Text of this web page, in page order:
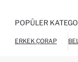
POPÜLER
ERKEK ÇORAP